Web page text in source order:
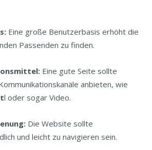
Eine große Benutzerbasis erhöht die
Passenden zu finden.
Eine gute Seite sollte
anbieten, wie
l oder sogar Video.
Die Website sollte
und leicht zu navigieren sein.